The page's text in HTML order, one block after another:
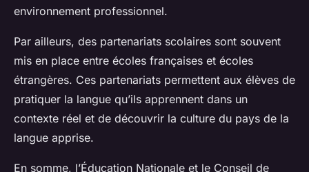
environnement professionnel.
Par ailleurs, des partenariats scolaires sont souvent
mis en place entre écoles françaises et écoles
étrangères. Ces partenariats permettent aux élèves de
pratiquer la langue qu’ils apprennent dans un
contexte réel et de découvrir la culture du pays de la
langue apprise.
En somme, l’Éducation Nationale et le Conseil de